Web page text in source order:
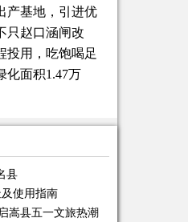
产基地，引进优
只赵口涵闸改
投用，吃饱喝足
化面积1.47万
县
使用指南
嵩县五一文旅热潮